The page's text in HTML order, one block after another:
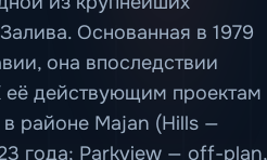
Основанная в 1979
она впоследствии
действующим проектам
в районе Majan (Hills —
года; Parkview — off-plan,